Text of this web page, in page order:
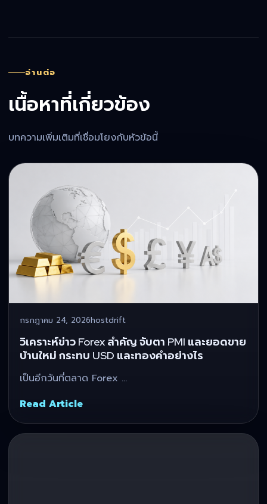
อ่านต่อ
เนื้อหาที่เกี่ยวข้อง
บทความเพิ่มเติมที่เชื่อมโยงกับหัวข้อนี้
กรกฎาคม 24, 2026hostdrift
วิเคราะห์ข่าว Forex สำคัญ จับตา PMI และยอดขาย
บ้านใหม่ กระทบ USD และทองคำอย่างไร
เป็นอีกวันที่ตลาด Forex …
Read Article